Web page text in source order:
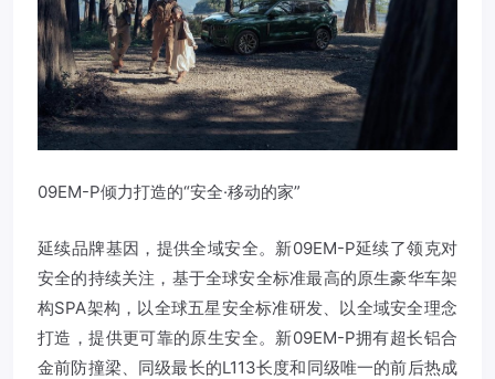
09EM-P倾力打造的“安全·移动的家”
延续品牌基因，提供全域安全。新09EM-P延续了领克对
安全的持续关注，基于全球安全标准最高的原生豪华车架
构SPA架构，以全球五星安全标准研发、以全域安全理念
打造，提供更可靠的原生安全。新09EM-P拥有超长铝合
金前防撞梁、同级最长的L113长度和同级唯一的前后热成